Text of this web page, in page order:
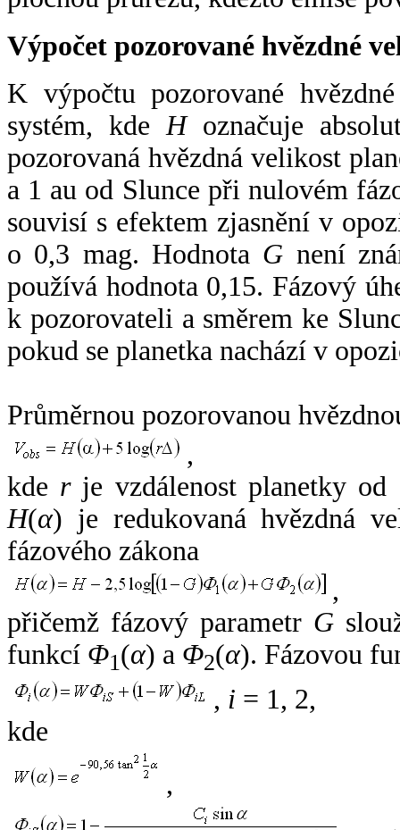
Výpočet pozorované hvězdné
K výpočtu pozorované
systém, kde Hoznačuje
pozorovaná hvězdná velikost
a 1 au od Slunce při nulovém
souvisí s efektem zjasnění v
o 0,3 mag. Hodnota G není
používá hodnota 0,15. Fázový
k pozorovateli a směrem ke
pokud se planetka nachází v
Průměrnou pozorovanou
,
kde rje vzdálenost planetky od
H(α) je redukovaná hvězdná
fázového zákona
,
přičemž fázový parametr G
funkcí Φ1(α) a Φ2(α). Fázovou
, i = 1, 2,
kde
,